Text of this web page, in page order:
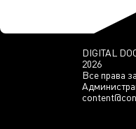
DIGITAL
2026
Все права